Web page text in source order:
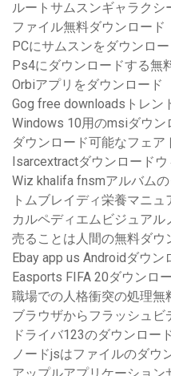
ルートサムスンギャラクシ
ファイル無料ダウンロード
PCにサムスンをダウンロー
Ps4にダウンロードする無
Orbiアプリをダウンロード
Gog free downloadsトレン
Windows 10用のmsiダウン
ダウンロード可能なフェア
Isarcextractダウンロード
Wiz khalifa fnsmアルバム
トムブレイディ栄養マニ
カルペディエムビジュア
売ることは人間の無料ダウ
Ebay app us Androidダウン
Easports FIFA 20ダウンロ
職場での人格衝突の処理無
ブラウザからフラッシュビ
ドライバ123のダウンロー
ノードjsはファイルのダウ